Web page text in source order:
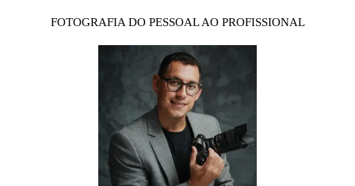
FOTOGRAFIA DO PESSOAL AO PROFISSIONAL